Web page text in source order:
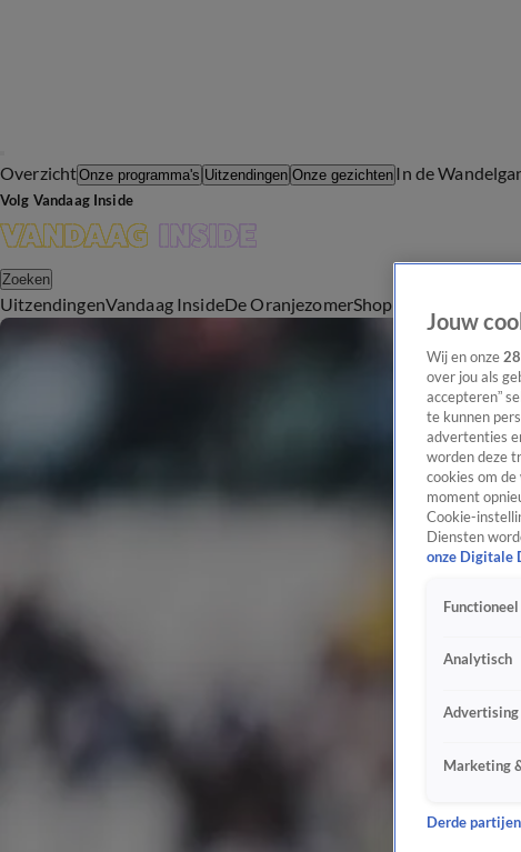
OverzichtOnze programma's Uitzendingen Onze gezichten In de
Volg Vandaag Inside
Zoeken
UitzendingenVandaag InsideDe OranjezomerShop
Jouw
Wij en onze 28
over jou als
accepteren”
te kunnen
advertenties
worden deze
cookies om
moment
Cookie-
Diensten
onze Digitale
Functioneel
Analytisch
Advertising
Marketing
Derde